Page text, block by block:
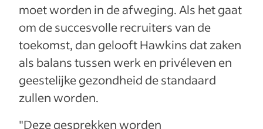
moet worden in de afweging. Als het gaat
om de succesvolle recruiters van de
toekomst, dan gelooft Hawkins dat zaken
als balans tussen werk en privéleven en
geestelijke gezondheid de standaard
zullen worden.
"Deze gesprekken worden